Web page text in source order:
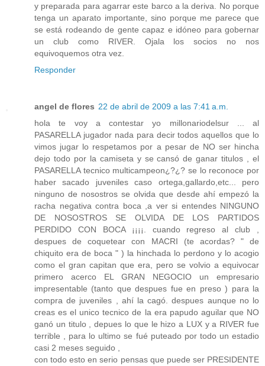
y preparada para agarrar este barco a la deriva. No porque
tenga un aparato importante, sino porque me parece que
se está rodeando de gente capaz e idóneo para gobernar
un club como RIVER. Ojala los socios no nos
equivoquemos otra vez.
Responder
angel de flores 22 de abril de 2009 a las 7:41 a.m.
hola te voy a contestar yo millonariodelsur ... al
PASARELLA jugador nada para decir todos aquellos que lo
vimos jugar lo respetamos por a pesar de NO ser hincha
dejo todo por la camiseta y se cansó de ganar titulos , el
PASARELLA tecnico multicampeon¿?¿? se lo reconoce por
haber sacado juveniles caso ortega,gallardo,etc... pero
ninguno de nosostros se olvida que desde ahí empezó la
racha negativa contra boca ,a ver si entendes NINGUNO
DE NOSOSTROS SE OLVIDA DE LOS PARTIDOS
PERDIDO CON BOCA ¡¡¡¡. cuando regreso al club ,
despues de coquetear con MACRI (te acordas? " de
chiquito era de boca " ) la hinchada lo perdono y lo acogio
como el gran capitan que era, pero se volvio a equivocar
primero acerco EL GRAN NEGOCIO un empresario
impresentable (tanto que despues fue en preso ) para la
compra de juveniles , ahí la cagó. despues aunque no lo
creas es el unico tecnico de la era papudo aguilar que NO
ganó un titulo , depues lo que le hizo a LUX y a RIVER fue
terrible , para lo ultimo se fué puteado por todo un estadio
casi 2 meses seguido ,
con todo esto en serio pensas que puede ser PRESIDENTE